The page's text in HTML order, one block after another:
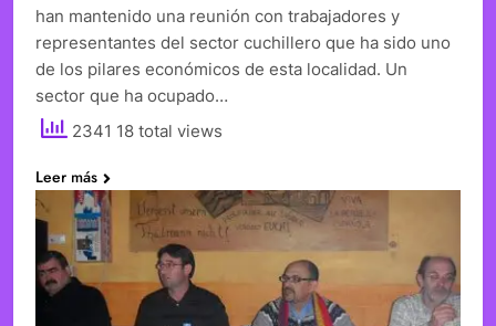
han mantenido una reunión con trabajadores y
representantes del sector cuchillero que ha sido uno
de los pilares económicos de esta localidad. Un
sector que ha ocupado…
2341 18 total views
Leer más